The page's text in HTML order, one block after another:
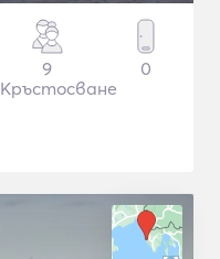
9
Кръстосване
0